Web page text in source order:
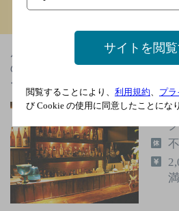
居酒屋ダイニングとして料理・
の事、店内の照明や音楽にもこ
ープ、カップルのお客様…
満
サイトを閲
閲覧することにより、 利用規約 プ
び Cookie の使用に同意したことにな